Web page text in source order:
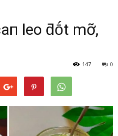
leo ƌṓt mỡ,
0
147